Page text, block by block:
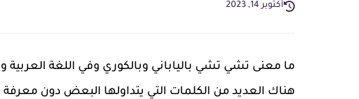
أكتوبر 14, 2023
ما معنى تشي تشي بالياباني وبالكوري وفي اللغة
هناك العديد من الكلمات التي يتداولها البعض دون